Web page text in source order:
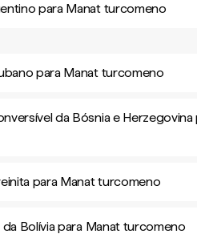
para Manat turcomeno
para Manat turcomeno
da Bósnia e Herzegovina
para Manat turcomeno
Bolívia para Manat turcomeno